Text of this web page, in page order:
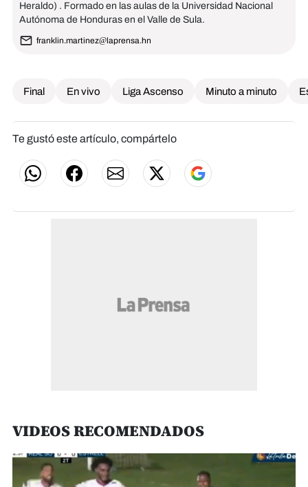
Heraldo) . Formado en las aulas de la Universidad Nacional
Autónoma de Honduras en el Valle de Sula.
franklin.martinez@laprensa.hn
Final En vivo Liga Ascenso Minuto a minuto
Te gustó este artículo, compártelo
VIDEOS RECOMENDADOS